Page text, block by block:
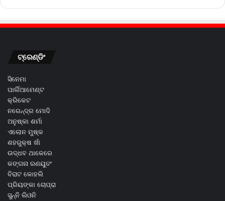
ଟ୍ରେଣ୍ଡିଂ
ସିନେମା
ପାର୍ଲିଆମେଣ୍ଟ
କ୍ରିକେଟ
ନରେନ୍ଦ୍ର ମୋଦି
ଅନୁଷ୍କା ଶର୍ମା
ଏଲୋନ ମୁଷ୍କ
ଶହରୁକ୍ଷ ଖାଁ
ଉଦ୍ଧବ ଥାକେରେ
କଙ୍ଗନା ରଣୟୁତଂ
ବିରାଟ କୋହଲି
ପ୍ରିୟଙ୍କା ଚୋପ୍ରା
ସୁନ୍ନି ଲିଓନି